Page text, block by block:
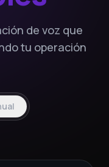
de voz que
tu operación